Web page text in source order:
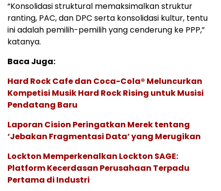
“Konsolidasi struktural memaksimalkan struktur
ranting, PAC, dan DPC serta konsolidasi kultur, tentu
ini adalah pemilih-pemilih yang cenderung ke PPP,”
katanya.
Baca Juga:
Hard Rock Cafe dan Coca-Cola® Meluncurkan
Kompetisi Musik Hard Rock Rising untuk Musisi
Pendatang Baru
Laporan Cision Peringatkan Merek tentang
‘Jebakan Fragmentasi Data’ yang Merugikan
Lockton Memperkenalkan Lockton SAGE:
Platform Kecerdasan Perusahaan Terpadu
Pertama di Industri